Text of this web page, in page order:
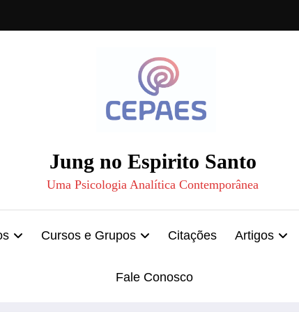
Jung no Espirito Santo
Uma Psicologia Analítica Contemporânea
Cursos e Grupos Citações Artigos
Fale Conosco